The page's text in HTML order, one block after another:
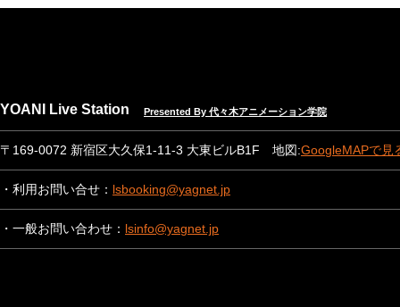
YOANI Live Station Presented By 代々木アニメーション学院
〒169-0072 新宿区大久保1-11-3 大東ビルB1F 地図:GoogleMAPで見
・利用お問い合せ： lsbooking@yagnet.jp
・一般お問い合わせ： lsinfo@yagnet.jp